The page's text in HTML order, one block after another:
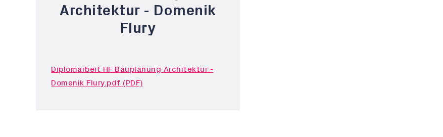
Architektur - Domenik
Flury
Diplomarbeit HF Bauplanung Architektur -
Domenik Flury.pdf (PDF)